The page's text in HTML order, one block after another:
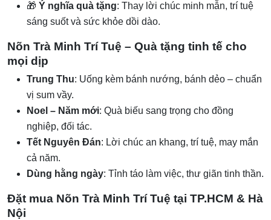
🎁 Ý nghĩa quà tặng: Thay lời chúc minh mẫn, trí tuệ
sáng suốt và sức khỏe dồi dào.
Nõn Trà Minh Trí Tuệ – Quà tặng tinh tế cho
mọi dịp
Trung Thu: Uống kèm bánh nướng, bánh dẻo – chuẩn
vị sum vầy.
Noel – Năm mới: Quà biếu sang trọng cho đồng
nghiệp, đối tác.
Tết Nguyên Đán: Lời chúc an khang, trí tuệ, may mắn
cả năm.
Dùng hằng ngày: Tỉnh táo làm việc, thư giãn tinh thần.
Đặt mua Nõn Trà Minh Trí Tuệ tại TP.HCM & Hà
Nội